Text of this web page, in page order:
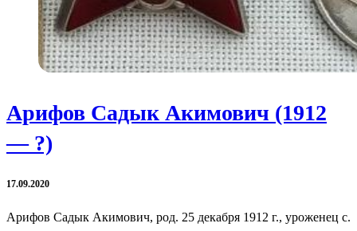
Арифов Садык Акимович (1912
— ?)
17.09.2020
Арифов Садык Акимович, род. 25 декабря 1912 г., уроженец с.